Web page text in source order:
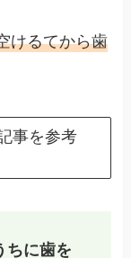
けるてから歯
事を参考
ちに歯を